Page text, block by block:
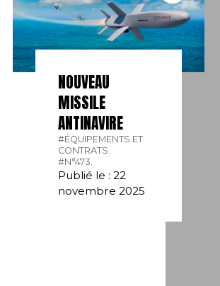
NOUVEAU
MISSILE
ANTINAVIRE
#ÉQUIPEMENTS ET
CONTRATS.
#N°473.
Publié le : 22
novembre 2025